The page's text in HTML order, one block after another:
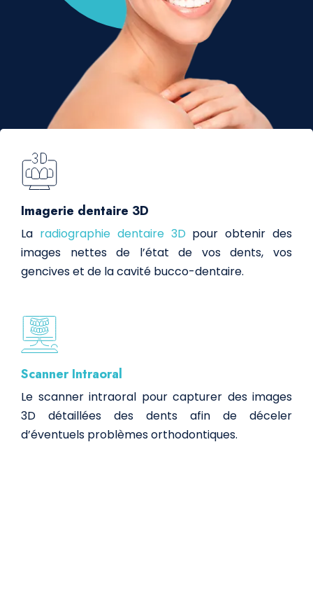
Imagerie dentaire 3D
La radiographie dentaire 3D pour obtenir des
images nettes de l’état de vos dents, vos
gencives et de la cavité bucco-dentaire.
Scanner Intraoral
Le scanner intraoral pour capturer des images
3D détaillées des dents afin de déceler
d’éventuels problèmes orthodontiques.